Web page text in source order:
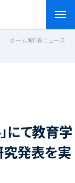
English
ホーム 新着ニュース
にて教育学
究発表を実